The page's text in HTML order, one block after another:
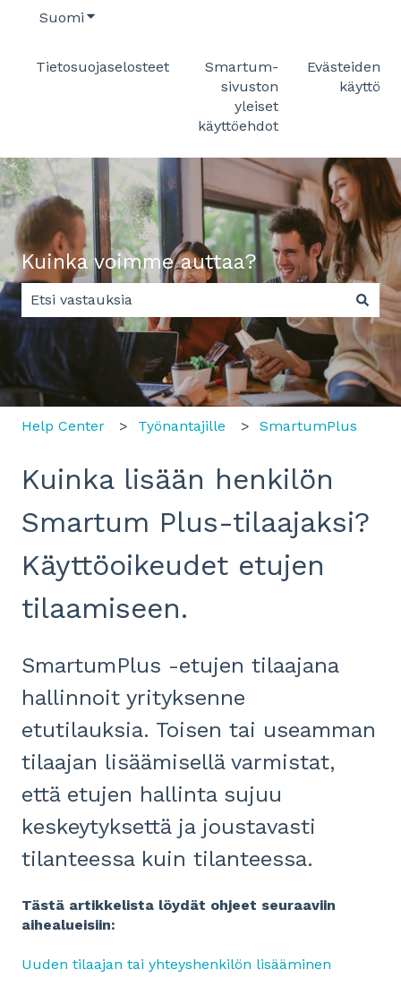
Suomi Näytä käännöksien alavalikko
Tietosuojaselosteet
Smartum-
sivuston
yleiset
käyttöehdot
Evästeiden
käyttö
Kuinka voimme auttaa?
Ehdotuksia ei ole, koska hakukenttä on tyhjä.
Help Center Työnantajille SmartumPlus
Kuinka lisään henkilön
Smartum Plus-tilaajaksi?
Käyttöoikeudet etujen
tilaamiseen.
SmartumPlus -etujen tilaajana
hallinnoit yrityksenne
etutilauksia. Toisen tai useamman
tilaajan lisäämisellä varmistat,
että etujen hallinta sujuu
keskeytyksettä ja joustavasti
tilanteessa kuin tilanteessa.
Tästä artikkelista löydät ohjeet seuraaviin
aihealueisiin:
Uuden tilaajan tai yhteyshenkilön lisääminen